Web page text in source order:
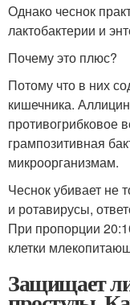
Однако чеснок
лактобактерии и
Почему это плюс?
Потому что в них
кишечника.
противогрибковое
грампозитивная
микроорганизмам.
Чеснок убивает не
и ротавирусы,
При пропорции
клетки
Защищает